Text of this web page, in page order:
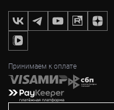
Принимаем к оплате